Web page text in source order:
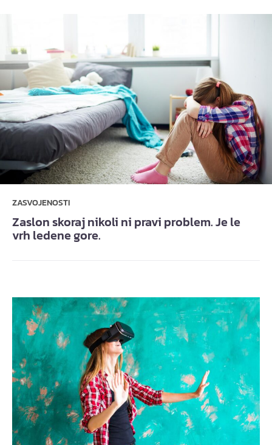
ZASVOJENOSTI
Zaslon skoraj nikoli ni pravi problem. Je le
vrh ledene gore.